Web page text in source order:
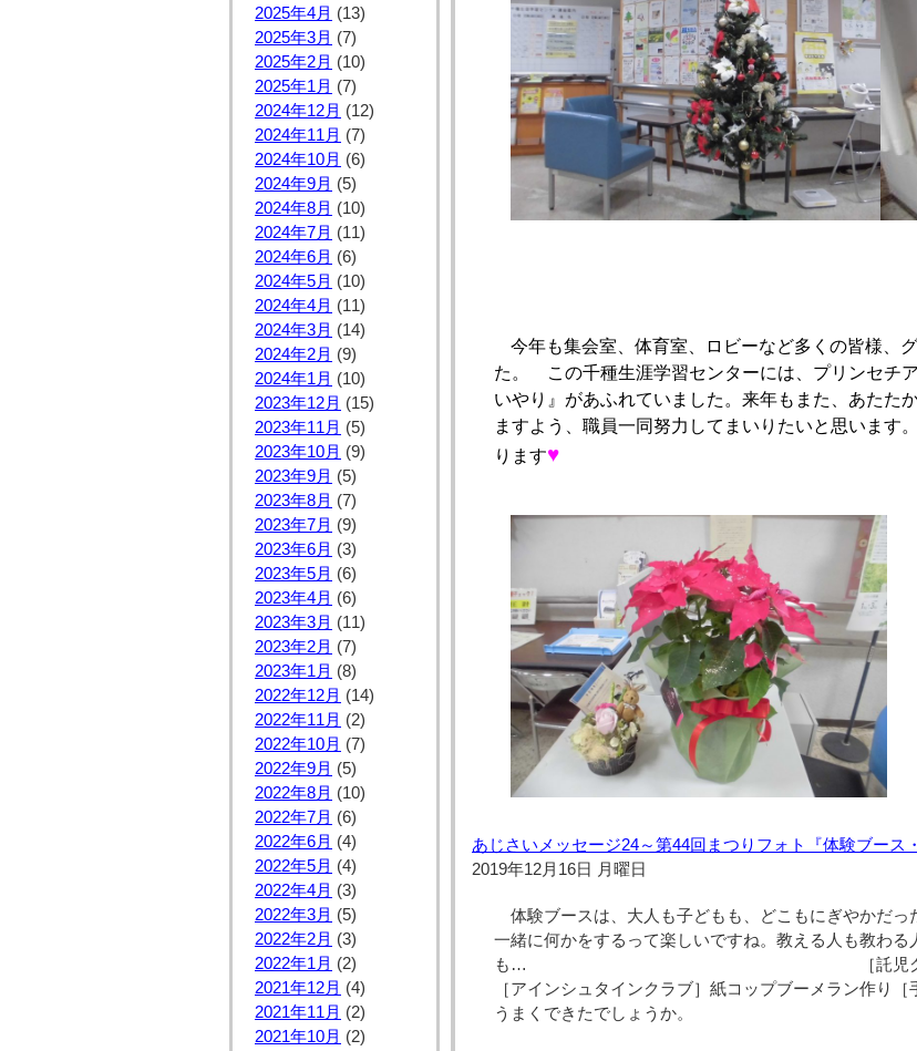
2025年4月 (13)
2025年3月 (7)
2025年2月 (10)
2025年1月 (7)
2024年12月 (12)
2024年11月 (7)
2024年10月 (6)
2024年9月 (5)
2024年8月 (10)
2024年7月 (11)
2024年6月 (6)
2024年5月 (10)
2024年4月 (11)
2024年3月 (14)
2024年2月 (9)
2024年1月 (10)
2023年12月 (15)
2023年11月 (5)
2023年10月 (9)
2023年9月 (5)
2023年8月 (7)
2023年7月 (9)
2023年6月 (3)
2023年5月 (6)
2023年4月 (6)
2023年3月 (11)
2023年2月 (7)
2023年1月 (8)
2022年12月 (14)
2022年11月 (2)
2022年10月 (7)
2022年9月 (5)
2022年8月 (10)
2022年7月 (6)
2022年6月 (4)
2022年5月 (4)
2022年4月 (3)
2022年3月 (5)
2022年2月 (3)
2022年1月 (2)
2021年12月 (4)
2021年11月 (2)
2021年10月 (2)
今年も集会室、体育室、ロビーなど多くの皆様、
た。 この千種生涯学習センターには、プリンセチ
いやり』があふれていました。来年もまた、あたた
ますよう、職員一同努力してまいりたいと思います
ります♥
あじさいメッセージ24～第44回まつりフォト『体験ブース
2019年12月16日 月曜日
体験ブースは、大人も子どもも、どこもにぎやかだっ
一緒に何かをするって楽しいですね。教える人も教わる
も… ［託児グループ クルテ
［アインシュタインクラブ］紙コップブーメラン作り
うまくできたでしょうか。